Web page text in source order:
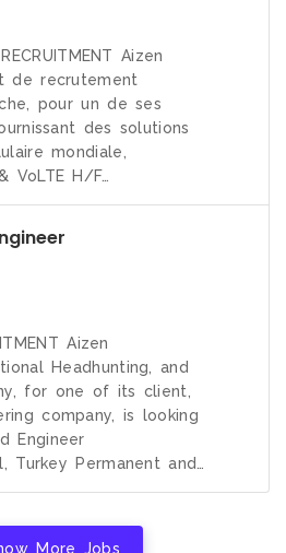
Aizen
de recrutement
pour un de ses
des solutions
mondiale,
VoLTE H/F…
Aizen
Headhunting, and
for one of its client,
company, is looking
Engineer
Turkey Permanent and…
More Jobs